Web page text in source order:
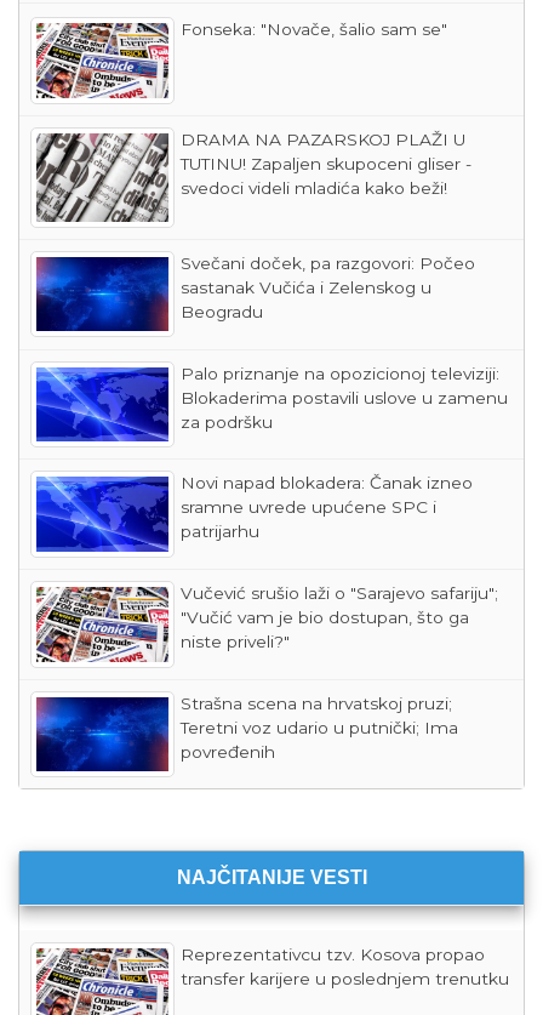
Fonseka: "Novače, šalio sam se"
DRAMA NA PAZARSKOJ PLAŽI U
TUTINU! Zapaljen skupoceni gliser -
svedoci videli mladića kako beži!
Svečani doček, pa razgovori: Počeo
sastanak Vučića i Zelenskog u
Beogradu
Palo priznanje na opozicionoj televiziji:
Blokaderima postavili uslove u zamenu
za podršku
Novi napad blokadera: Čanak izneo
sramne uvrede upućene SPC i
patrijarhu
Vučević srušio laži o "Sarajevo safariju";
"Vučić vam je bio dostupan, što ga
niste priveli?"
Strašna scena na hrvatskoj pruzi;
Teretni voz udario u putnički; Ima
povređenih
NAJČITANIJE VESTI
Reprezentativcu tzv. Kosova propao
transfer karijere u poslednjem trenutku